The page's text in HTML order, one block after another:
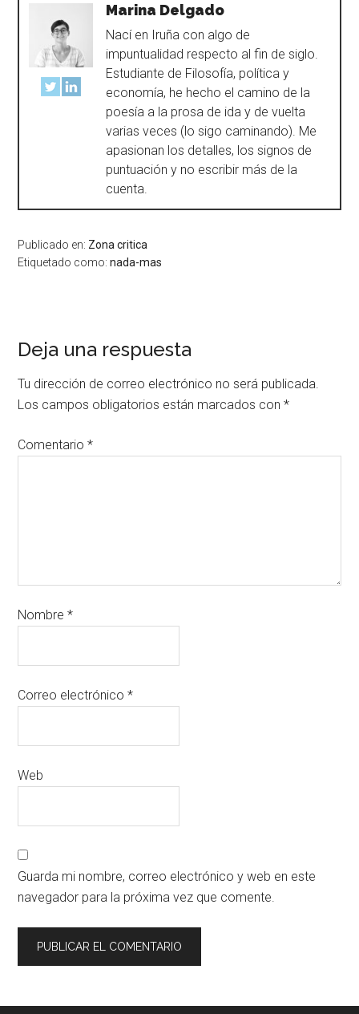
Marina Delgado
Nací en Iruña con algo de
impuntualidad respecto al fin de siglo.
Estudiante de Filosofía, política y
economía, he hecho el camino de la
poesía a la prosa de ida y de vuelta
varias veces (lo sigo caminando). Me
apasionan los detalles, los signos de
puntuación y no escribir más de la
cuenta.
Publicado en: Zona critica
Etiquetado como:nada-mas
Deja una respuesta
Tu dirección de correo electrónico no será publicada.
Los campos obligatorios están marcados con*
Comentario*
Nombre*
Correo electrónico*
Web
Guarda mi nombre, correo electrónico y web en este
navegador para la próxima vez que comente.